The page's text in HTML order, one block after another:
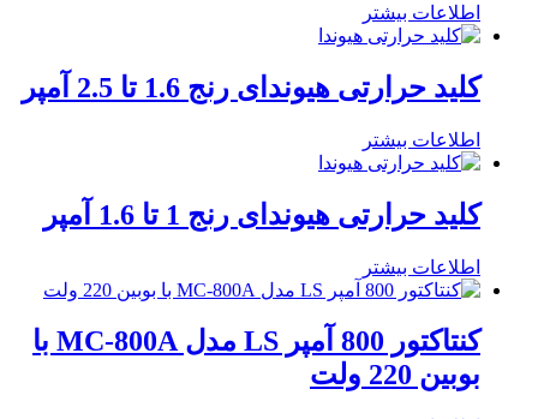
اطلاعات بیشتر
کلید حرارتی هیوندای رنج 1.6 تا 2.5 آمپر
اطلاعات بیشتر
کلید حرارتی هیوندای رنج 1 تا 1.6 آمپر
اطلاعات بیشتر
کنتاکتور 800 آمپر LS مدل MC-800A با
بوبین 220 ولت